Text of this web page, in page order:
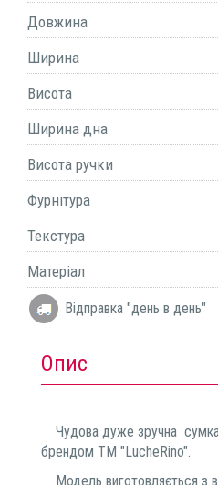
Довжина
Ширина
Висота
Ширина дна
Висота ручки
Фурнітура
Текстура
Матеріал
Відправка "день в день"
Опис
Чудова дуже зручна сумка
брендом ТМ "LucheRino".
Модель виготовляється з